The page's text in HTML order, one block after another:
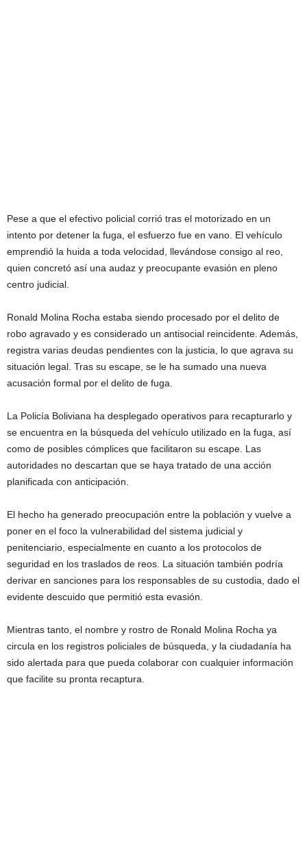
Pese a que el efectivo policial corrió tras el motorizado en un
intento por detener la fuga, el esfuerzo fue en vano. El vehículo
emprendió la huida a toda velocidad, llevándose consigo al reo,
quien concretó así una audaz y preocupante evasión en pleno
centro judicial.
Ronald Molina Rocha estaba siendo procesado por el delito de
robo agravado y es considerado un antisocial reincidente. Además,
registra varias deudas pendientes con la justicia, lo que agrava su
situación legal. Tras su escape, se le ha sumado una nueva
acusación formal por el delito de fuga.
La Policía Boliviana ha desplegado operativos para recapturarlo y
se encuentra en la búsqueda del vehículo utilizado en la fuga, así
como de posibles cómplices que facilitaron su escape. Las
autoridades no descartan que se haya tratado de una acción
planificada con anticipación.
El hecho ha generado preocupación entre la población y vuelve a
poner en el foco la vulnerabilidad del sistema judicial y
penitenciario, especialmente en cuanto a los protocolos de
seguridad en los traslados de reos. La situación también podría
derivar en sanciones para los responsables de su custodia, dado el
evidente descuido que permitió esta evasión.
Mientras tanto, el nombre y rostro de Ronald Molina Rocha ya
circula en los registros policiales de búsqueda, y la ciudadanía ha
sido alertada para que pueda colaborar con cualquier información
que facilite su pronta recaptura.